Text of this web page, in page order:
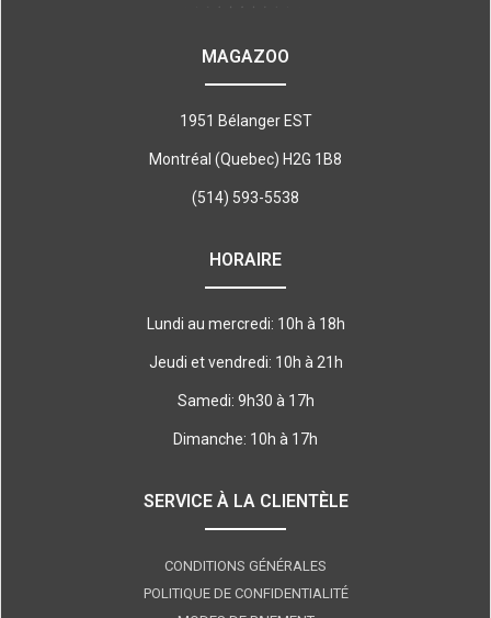
MAGAZOO
1951 Bélanger EST
Montréal (Quebec) H2G 1B8
(514) 593-5538
HORAIRE
Lundi au mercredi: 10h à 18h
Jeudi et vendredi: 10h à 21h
Samedi: 9h30 à 17h
Dimanche: 10h à 17h
SERVICE À LA CLIENTÈLE
CONDITIONS GÉNÉRALES
POLITIQUE DE CONFIDENTIALITÉ